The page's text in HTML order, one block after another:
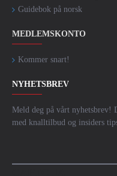
Guidebok på norsk
MEDLEMSKONTO
Kommer snart!
NYHETSBREV
Meld deg på vårt nyhetsbrev!
med knalltilbud og insiders